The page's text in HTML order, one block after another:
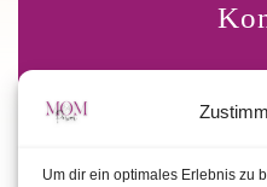
Um dir ein optimales Erlebnis zu
E-Mail: